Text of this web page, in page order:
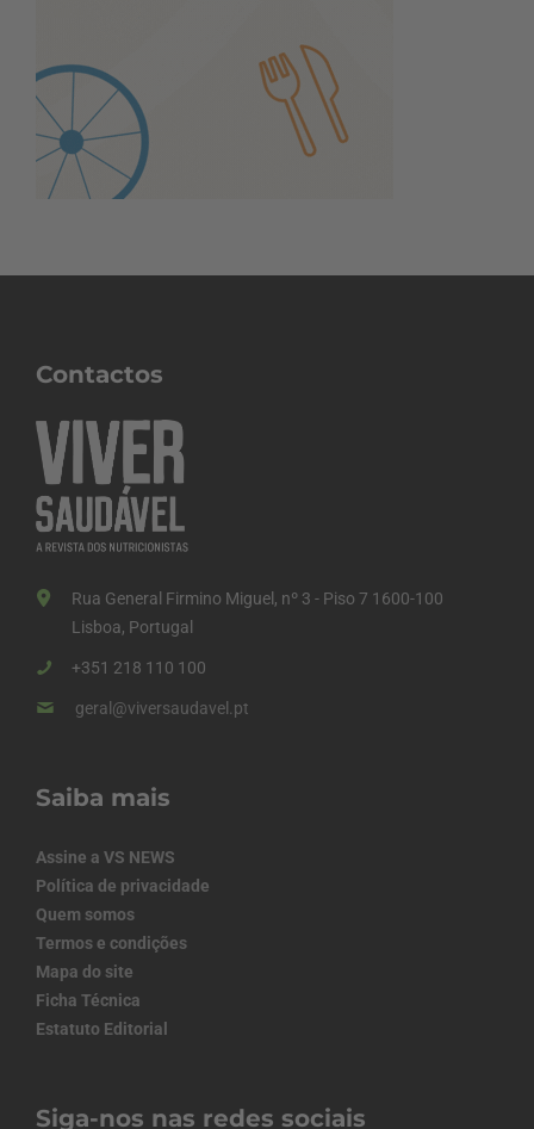
Contactos
Rua General Firmino Miguel, nº 3 - Piso 7 1600-100
Lisboa, Portugal
+351 218 110 100
geral@viversaudavel.pt
Saiba mais
Assine a VS NEWS
Política de privacidade
Quem somos
Termos e condições
Mapa do site
Ficha Técnica
Estatuto Editorial
Siga-nos nas redes sociais